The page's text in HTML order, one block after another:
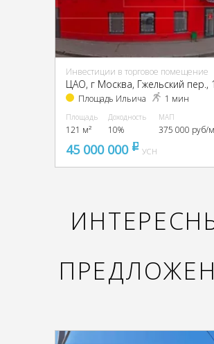
Инвестиции в торговое помещение
Площадь Ильича 1 мин
Площадь
121 м²
Доходность
10%
МАП
375 000 руб/
45 000 000 pуб
УСН